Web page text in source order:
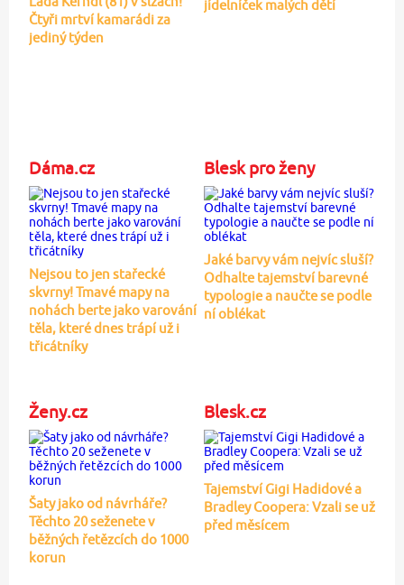
Čtyři mrtví kamarádi za
jediný týden
jídelníček malých dětí
Dáma.cz
Nejsou to jen stařecké
skvrny! Tmavé mapy na
nohách berte jako varování
těla, které dnes trápí už i
třicátníky
Blesk pro ženy
Jaké barvy vám nejvíc sluší?
Odhalte tajemství barevné
typologie a naučte se podle
ní oblékat
Ženy.cz
Šaty jako od návrháře?
Těchto 20 seženete v
běžných řetězcích do 1000
korun
Blesk.cz
Tajemství Gigi Hadidové a
Bradley Coopera: Vzali se už
před měsícem